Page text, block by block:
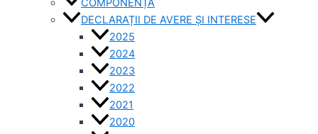
DECLARAȚII DE AVERE ȘI INTERESE
2025
2024
2023
2022
2021
2020